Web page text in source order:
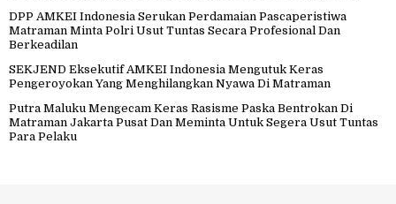
DPP AMKEI Indonesia Serukan Perdamaian Pascaperistiwa
Matraman Minta Polri Usut Tuntas Secara Profesional Dan
Berkeadilan
SEKJEND Eksekutif AMKEI Indonesia Mengutuk Keras
Pengeroyokan Yang Menghilangkan Nyawa Di Matraman
Putra Maluku Mengecam Keras Rasisme Paska Bentrokan Di
Matraman Jakarta Pusat Dan Meminta Untuk Segera Usut Tuntas
Para Pelaku